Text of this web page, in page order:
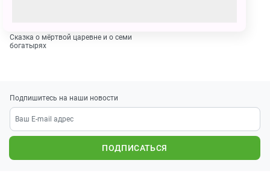
Сказка о мёртвой царевне и о семи
богатырях
Подпишитесь на наши новости
ПОДПИСАТЬСЯ